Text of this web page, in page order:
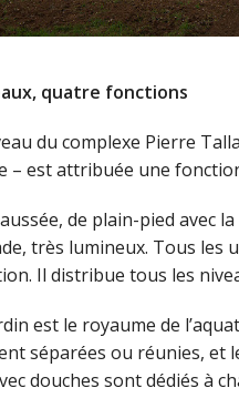
quatre fonctions
du complexe Pierre
– est attribuée une
de plain-pied avec
très lumineux. Tous les
Il distribue tous les
est le royaume de
séparées ou réunies, et
douches sont dédiés à